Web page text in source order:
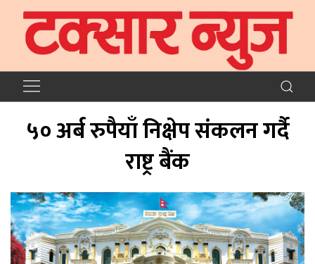
५० अर्ब रुपैयाँ निक्षेप संकलन गर्दै
राष्ट्र बैंक